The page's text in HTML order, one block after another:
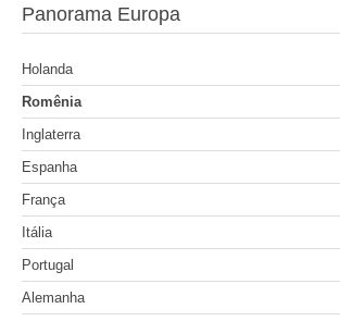
Panorama Europa
Holanda
Romênia
Inglaterra
Espanha
França
Itália
Portugal
Alemanha